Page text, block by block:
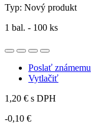
Typ: Nový produkt
1 bal. - 100 ks
Poslať známemu
Vytlačiť
1,20 € s DPH
-0,10 €